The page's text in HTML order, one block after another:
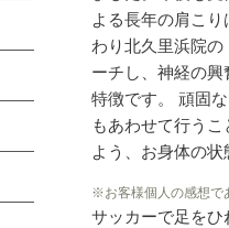
よる長年の肩こ
わり北久里浜院
ーチし、神経の
特徴です。 頑固
もあわせて行う
よう、お身体の状
※お客様個人の感想で
サッカーで足を